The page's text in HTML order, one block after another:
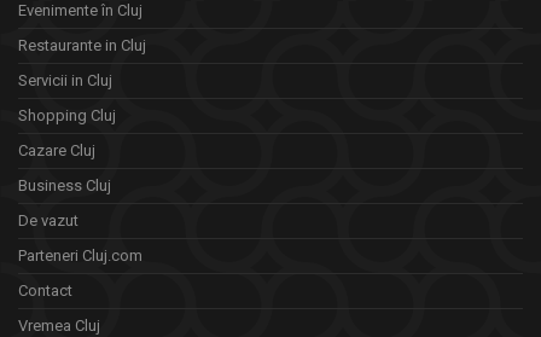
Evenimente în Cluj
Restaurante in Cluj
Servicii in Cluj
Shopping Cluj
Cazare Cluj
Business Cluj
De vazut
Parteneri Cluj.com
Contact
Vremea Cluj